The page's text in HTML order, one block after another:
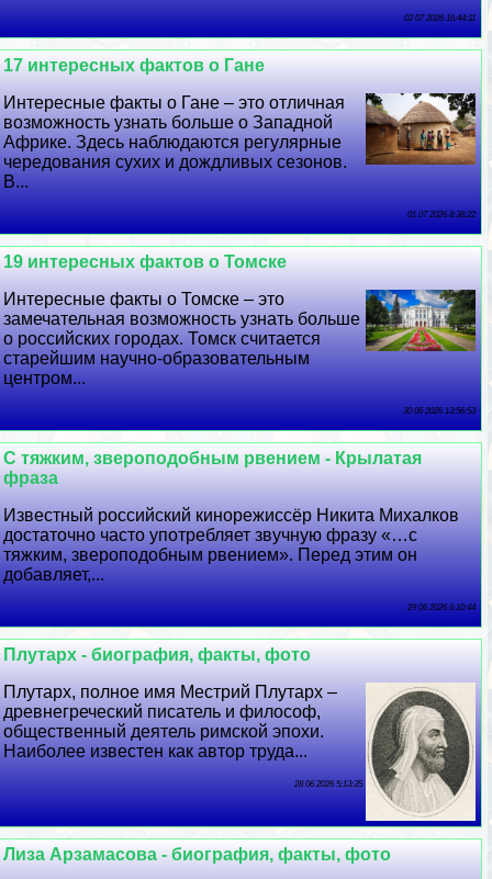
02 07 2026 16:44:11
17 интересных фактов о Гане
Интересные факты о Гане – это отличная
возможность узнать больше о Западной
Африке. Здесь наблюдаются регулярные
чередования сухих и дождливых сезонов.
В...
01 07 2026 8:38:22
19 интересных фактов о Томске
Интересные факты о Томске – это
замечательная возможность узнать больше
о российских городах. Томск считается
старейшим научно-образовательным
центром...
30 06 2026 13:56:53
С тяжким, звероподобным рвением - Крылатая
фраза
Известный российский кинорежиссёр Никита Михалков
достаточно часто употрeбляет звучную фразу «…с
тяжким, звероподобным рвением». Перед этим он
добавляет,...
29 06 2026 6:10:44
Плутарх - биография, факты, фото
Плутарх, полное имя Местрий Плутарх –
древнегреческий писатель и философ,
общественный деятель римской эпохи.
Наиболее известен как автор труда...
28 06 2026 5:13:35
Лиза Арзамасова - биография, факты, фото